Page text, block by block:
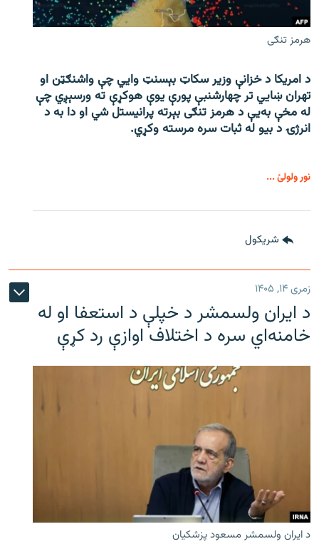
هرمز تنګی
د امریکا د خزانې وزیر سکاټ بېسنټ وایي چې واشنګټن او
تهران ښايي تر چهارشنبې پورې یوې هوکړې ته ورسېږي چې
له مخې به‌یې د هرمز تنګی بېرته پرانیستل شي او دا به د
انرژۍ د بیو له ثبات سره مرسته وکړي.
نور ولولئ ...
شريکول
زمری ۱۴, ۱۴۰۵
د ایران ولسمشر د خپلې د استعفا او له
خامنه‌اي سره د اختلاف اوازې رد کړې
د ایران ولسمشر مسعود پزشکیان